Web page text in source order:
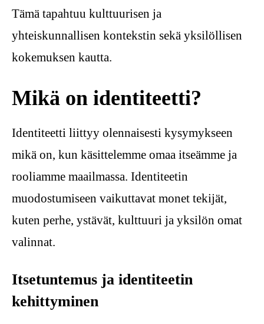
Tämä tapahtuu kulttuurisen ja
yhteiskunnallisen kontekstin sekä yksilöllisen
kokemuksen kautta.
Mikä on identiteetti?
Identiteetti liittyy olennaisesti kysymykseen
mikä on, kun käsittelemme omaa itseämme ja
rooliamme maailmassa. Identiteetin
muodostumiseen vaikuttavat monet tekijät,
kuten perhe, ystävät, kulttuuri ja yksilön omat
valinnat.
Itsetuntemus ja identiteetin
kehittyminen